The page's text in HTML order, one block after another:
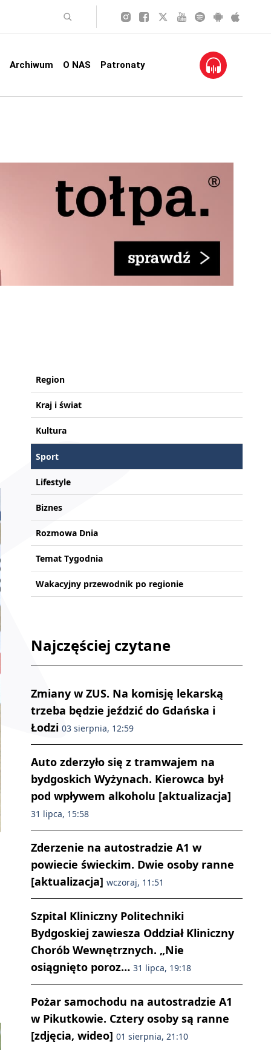
Archiwum O NAS Patronaty
Region
Kraj i świat
Kultura
Sport
Lifestyle
Biznes
Rozmowa Dnia
Temat Tygodnia
Wakacyjny przewodnik po regionie
Najczęściej czytane
Zmiany w ZUS. Na komisję lekarską
trzeba będzie jeździć do Gdańska i
Łodzi 03 sierpnia, 12:59
Auto zderzyło się z tramwajem na
bydgoskich Wyżynach. Kierowca był
pod wpływem alkoholu [aktualizacja]
31 lipca, 15:58
Zderzenie na autostradzie A1 w
powiecie świeckim. Dwie osoby ranne
[aktualizacja] wczoraj, 11:51
Szpital Kliniczny Politechniki
Bydgoskiej zawiesza Oddział Kliniczny
Chorób Wewnętrznych. „Nie
osiągnięto poroz… 31 lipca, 19:18
Pożar samochodu na autostradzie A1
w Pikutkowie. Cztery osoby są ranne
[zdjęcia, wideo] 01 sierpnia, 21:10